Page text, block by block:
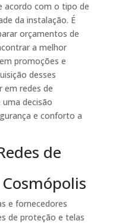
acordo com o tipo de
da instalação. É
orçamentos de
a melhor
promoções e
desses
em redes de
decisão
e conforto a
de
e fornecedores
de proteção e telas